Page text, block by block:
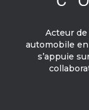
Acteur
automobile
s’appuie